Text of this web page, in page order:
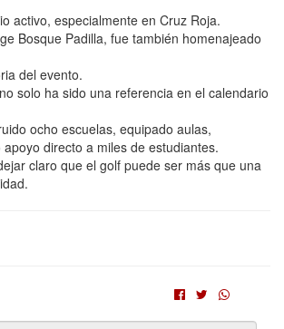
activo, especialmente en Cruz Roja.
Bosque Padilla, fue también homenajeado
del evento.
solo ha sido una referencia en el calendario
ocho escuelas, equipado aulas,
directo a miles de estudiantes.
claro que el golf puede ser más que una